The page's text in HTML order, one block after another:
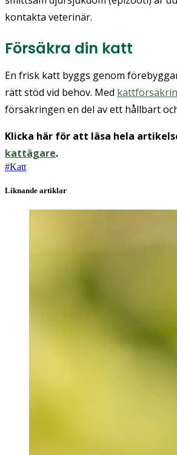
kontakta veterinär.
Försäkra din katt
En frisk katt byggs genom
rätt stöd vid behov. Med
försäkringen en del av ett hållbart
Klicka här för att läsa hela
kattägare.
#Katt
Liknande artiklar